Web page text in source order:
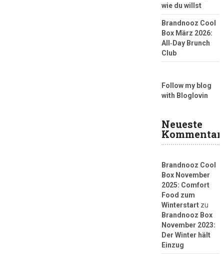
wie du willst
Brandnooz Cool
Box März 2026:
All‑Day Brunch
Club
Follow my blog
with Bloglovin
Neueste
Brandnooz Cool
Box November
2025: Comfort
Food zum
Winterstartzu
Brandnooz Box
November 2023:
Der Winter hält
Einzug